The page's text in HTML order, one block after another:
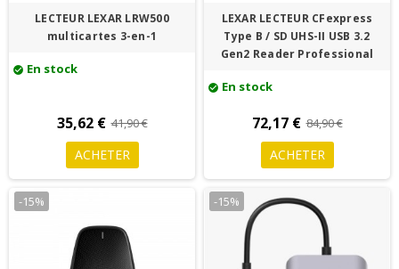
LECTEUR LEXAR LRW500
multicartes 3-en-1
check_circle En stock
35,62 € 41,90 €
ACHETER
LEXAR LECTEUR CFexpress
Type B / SD UHS-II USB 3.2
Gen2 Reader Professional
check_circle En stock
72,17 € 84,90 €
ACHETER
-15% -15%